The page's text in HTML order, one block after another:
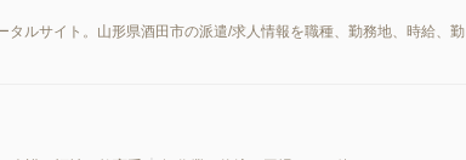
ルサイト。山形県酒田市の派遣/求人情報を職種、勤務地、時給、勤